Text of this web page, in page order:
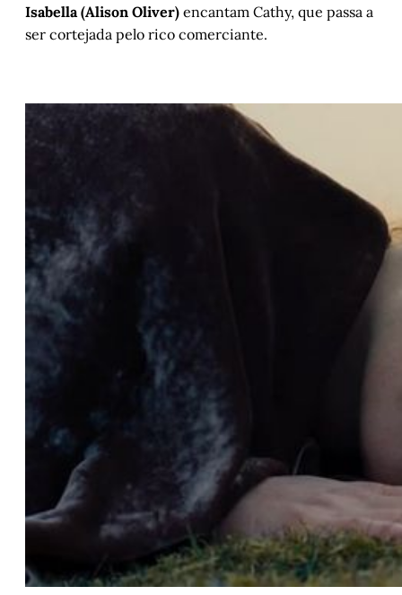
Isabella (Alison Oliver) encantam Cathy, que passa a
ser cortejada pelo rico comerciante.